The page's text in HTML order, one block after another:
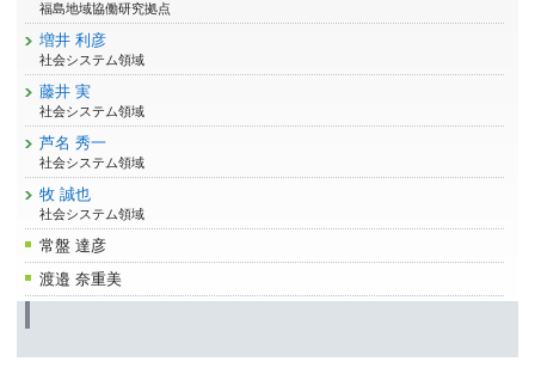
福島地域協働研究拠点
増井 利彦
社会システム領域
藤井 実
社会システム領域
芦名 秀一
社会システム領域
牧 誠也
社会システム領域
常盤 達彦
渡邉 奈重美